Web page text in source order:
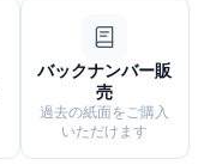
バックナンバー販
売
過去の紙面をご購入
いただけます